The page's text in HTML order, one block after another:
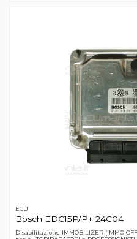
ECU
Bosch EDC15P/P+ 24C04
Disabilitazione IMMOBILIZER (IMMO